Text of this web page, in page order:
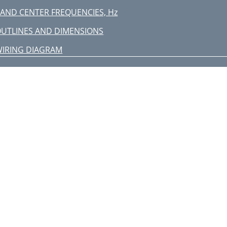
CENTER FREQUENCIES, Hz
AND DIMENSIONS
DIAGRAM
SYSTEM DIAGRAM